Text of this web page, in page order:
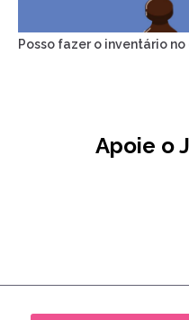
Posso fazer o inventário
Apoie o